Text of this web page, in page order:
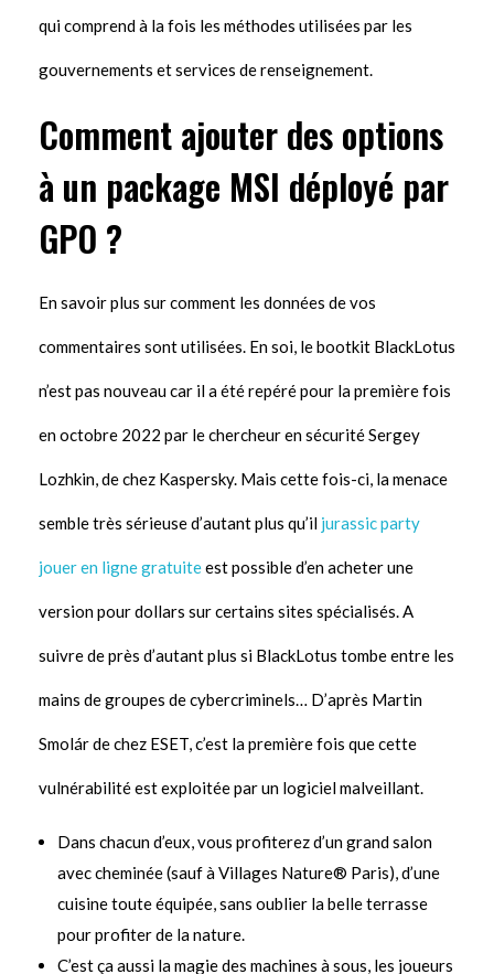
qui comprend à la fois les méthodes utilisées par les
gouvernements et services de renseignement.
Comment ajouter des options
à un package MSI déployé par
GPO ?
En savoir plus sur comment les données de vos
commentaires sont utilisées. En soi, le bootkit BlackLotus
n’est pas nouveau car il a été repéré pour la première fois
en octobre 2022 par le chercheur en sécurité Sergey
Lozhkin, de chez Kaspersky. Mais cette fois-ci, la menace
semble très sérieuse d’autant plus qu’il jurassic party
jouer en ligne gratuiteest possible d’en acheter une
version pour dollars sur certains sites spécialisés. A
suivre de près d’autant plus si BlackLotus tombe entre les
mains de groupes de cybercriminels… D’après Martin
Smolár de chez ESET, c’est la première fois que cette
vulnérabilité est exploitée par un logiciel malveillant.
Dans chacun d’eux, vous profiterez d’un grand salon
avec cheminée (sauf à Villages Nature® Paris), d’une
cuisine toute équipée, sans oublier la belle terrasse
pour profiter de la nature.
C’est ça aussi la magie des machines à sous, les joueurs